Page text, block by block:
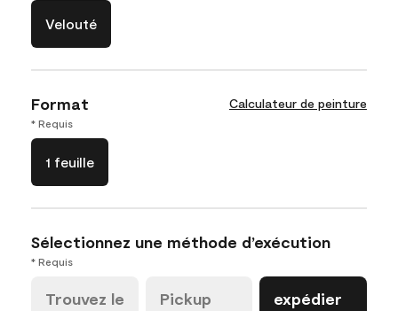
Velouté
Format Calculateur de peinture
* Requis
1 feuille
Sélectionnez une méthode d’exécution
* Requis
Trouvez le
Pickup expédier